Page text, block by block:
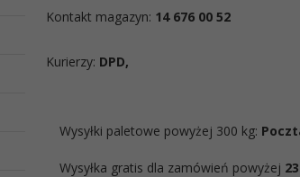
Kontakt magazyn: 14 676 00 52
Kurierzy: DPD,
Wysyłki paletowe powyżej 300 kg:
Wysyłka gratis dla zamówień powyżej